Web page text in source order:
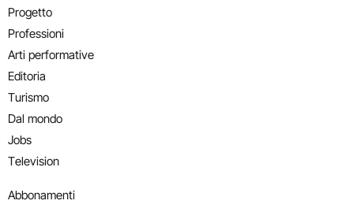
Progetto
Professioni
Arti performative
Editoria
Turismo
Dal mondo
Jobs
Television
Abbonamenti